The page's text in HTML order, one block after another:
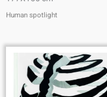
Human spotlight